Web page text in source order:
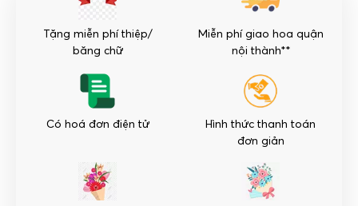
Tặng miễn phí thiệp/
băng chữ
Miễn phí giao hoa quận
nội thành**
Có hoá đơn điện tử
Hình thức thanh toán
đơn giản